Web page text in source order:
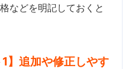
などを明記しておくと
1】追加や修正しやす